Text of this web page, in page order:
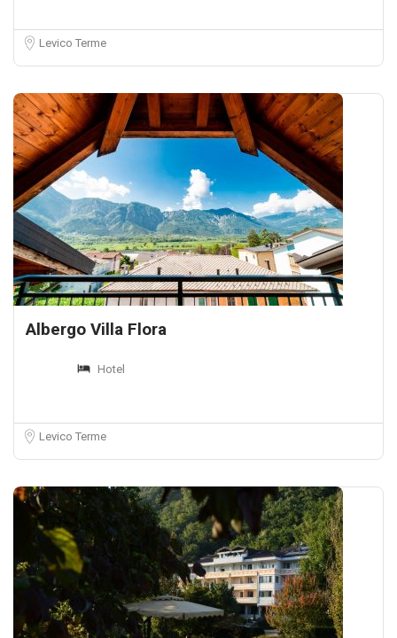
Levico Terme
Albergo Villa Flora
Hotel
Levico Terme